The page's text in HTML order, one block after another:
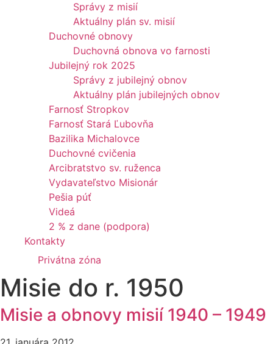
Správy z misií
Aktuálny plán sv. misií
Duchovné obnovy
Duchovná obnova vo farnosti
Jubilejný rok 2025
Správy z jubilejný obnov
Aktuálny plán jubilejných obnov
Farnosť Stropkov
Farnosť Stará Ľubovňa
Bazilika Michalovce
Duchovné cvičenia
Arcibratstvo sv. ruženca
Vydavateľstvo Misionár
Pešia púť
Videá
2 % z dane (podpora)
Kontakty
Privátna zóna
Misie do r. 1950
Misie a obnovy misií 1940 – 1949